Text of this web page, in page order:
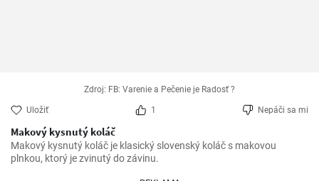
Zdroj: FB: Varenie a Pečenie je Radosť ?
Uložiť 1 Nepáči sa mi
Makový kysnutý koláč
Makový kysnutý koláč je klasický slovenský koláč s makovou
plnkou, ktorý je zvinutý do závinu.